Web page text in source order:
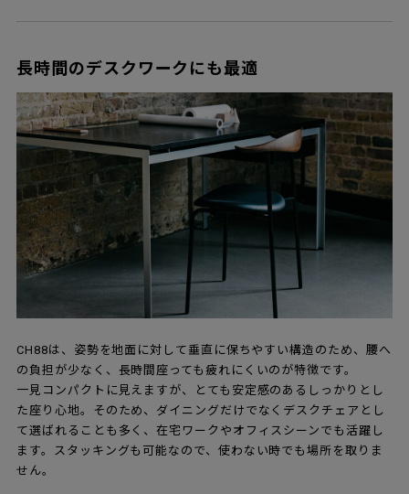
長時間のデスクワークにも最適
CH88は、姿勢を地面に対して垂直に保ちやすい構造のため、腰へ
の負担が少なく、長時間座っても疲れにくいのが特徴です。
一見コンパクトに見えますが、とても安定感のあるしっかりとし
た座り心地。そのため、ダイニングだけでなくデスクチェアとし
て選ばれることも多く、在宅ワークやオフィスシーンでも活躍し
ます。スタッキングも可能なので、使わない時でも場所を取りま
せん。